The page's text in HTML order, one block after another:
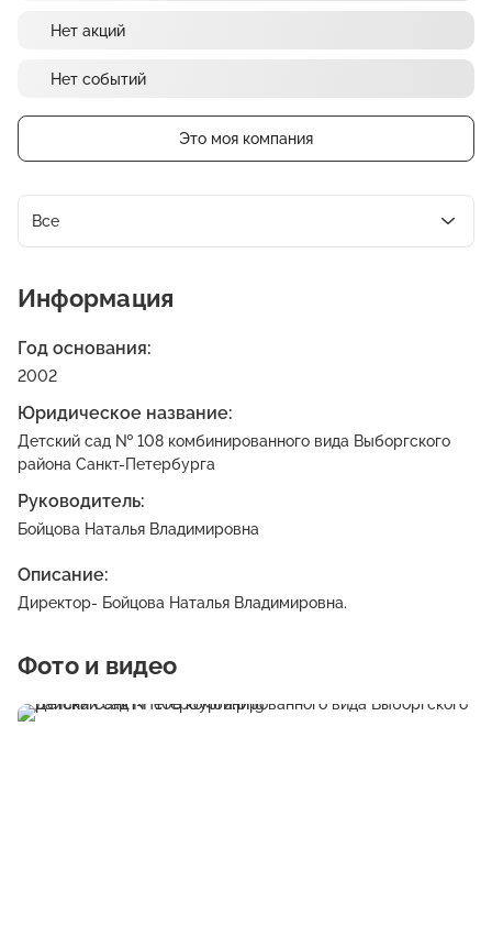
Нет акций
Нет событий
Это моя компания
Все
Информация
Год основания:
2002
Юридическое название:
Детский сад № 108 комбинированного вида Выборгского
района Санкт-Петербурга
Руководитель:
Бойцова Наталья Владимировна
Описание:
Директор- Бойцова Наталья Владимировна.
Фото и видео